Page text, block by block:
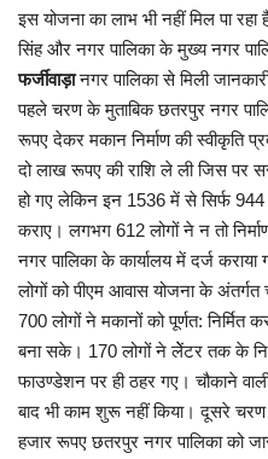
संपर्क
इस योजना का लाभ भी नहीं मिल पा
सिंह और नगर पालिका के मुख्य नगर
फर्जीवाड़ानगर पालिका से मिली
पहले चरण के मुताबिक छतरपुर नगर
रूपए देकर मकान निर्माण की स्वीकृति
दो लाख रूपए की राशि ले ली जिस पर
हो गए लेकिन इन 1536 में से सिर्फ 944
कराए। लगभग 612 लोगों ने न तो
नगर पालिका के कार्यालय में दर्ज
लोगों को पीएम आवास योजना के अंतर्गत
700 लोगों ने मकानों को पूर्णत: निर्मित
बना सके। 170 लोगों ने लेेंटर तक के
फाउण्डेशन पर ही ठहर गए। चौकाने
बाद भी काम शुरू नहीं किया। दूसरे
हजार रूपए छतरपुर नगर पालिका को